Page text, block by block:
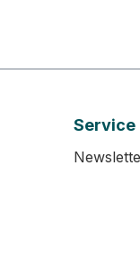
Service